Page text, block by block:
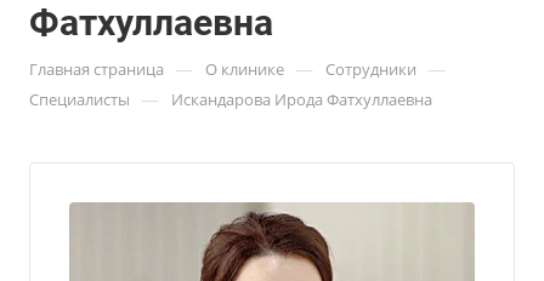
Фатхуллаевна
Главная страница — О клинике — Сотрудники —
Специалисты — Искандарова Ирода Фатхуллаевна